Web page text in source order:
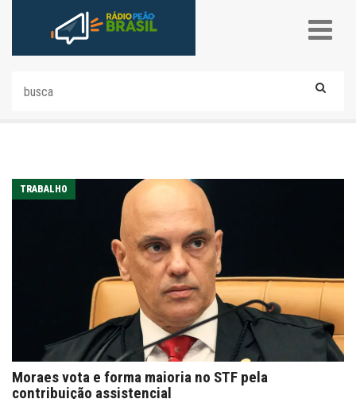
TRABALHO
Moraes vota e forma maioria no STF pela
contribuição assistencial